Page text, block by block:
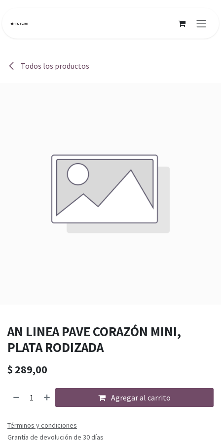
Todos los productos
AN LINEA PAVE CORAZÓN MINI,
PLATA RODIZADA
$ 289,00
Agregar al carrito
Términos y condiciones
Grantía de devolución de 30 días